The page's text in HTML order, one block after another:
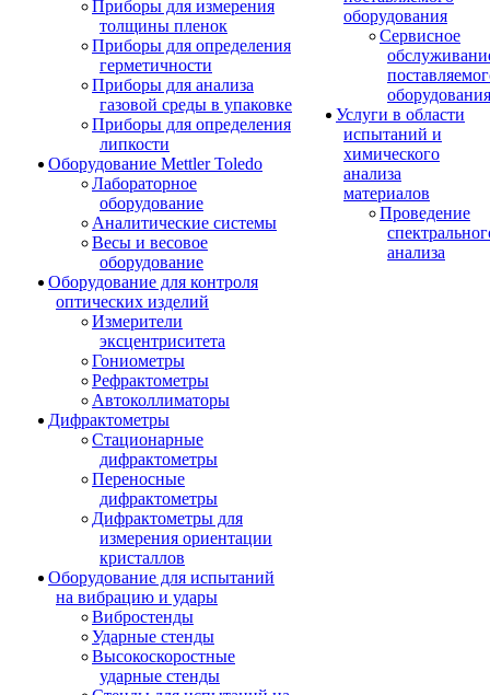
Приборы для измерения
толщины пленок
Приборы для определения
герметичности
Приборы для анализа
газовой среды в упаковке
Приборы для определения
липкости
Оборудование Mettler Toledo
Лабораторное
оборудование
Аналитические системы
Весы и весовое
оборудование
Оборудование для контроля
оптических изделий
Измерители
эксцентриситета
Гониометры
Рефрактометры
Автоколлиматоры
Дифрактометры
Стационарные
дифрактометры
Переносные
дифрактометры
Дифрактометры для
измерения ориентации
кристаллов
Оборудование для испытаний
на вибрацию и удары
Вибростенды
Ударные стенды
Высокоскоростные
ударные стенды
оборудования
Сервисное
оборудования
Услуги в области
испытаний и
химического
анализа
материалов
Проведение
анализа